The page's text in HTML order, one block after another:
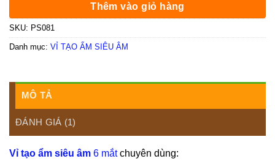
Thêm vào giỏ hàng
SKU: PS081
Danh mục: VỈ TẠO ẨM SIÊU ÂM
MÔ TẢ
ĐÁNH GIÁ (1)
Vỉ tạo ẩm siêu âm 6 mắtchuyên dùng: